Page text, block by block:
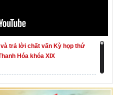
và trả lời chất vấn Kỳ họp thứ
Hóa khóa XIX
thứ Nhất, Quốc hội khóa XVI